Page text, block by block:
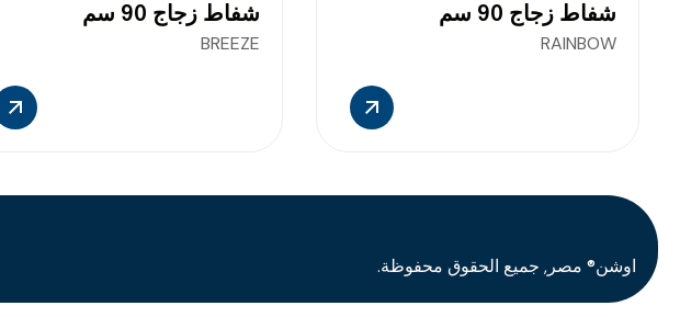
شفاط زجاج 90 سم
RAINBOW
شفاط زجاج 90 سم
BREEZE
اوشن® مصر, جميع الحقوق محفوظة.